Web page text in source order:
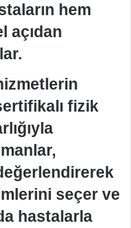
hem
açıdan
fizik
seçer ve
hastalarla